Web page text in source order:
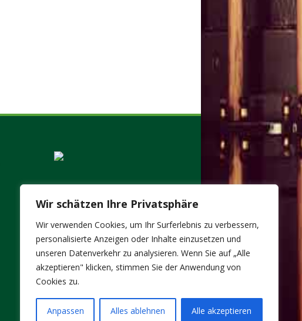
Wir schätzen Ihre Privatsphäre
Wir verwenden Cookies, um Ihr Surferlebnis zu verbessern,
personalisierte Anzeigen oder Inhalte einzusetzen und
unseren Datenverkehr zu analysieren. Wenn Sie auf „Alle
akzeptieren" klicken, stimmen Sie der Anwendung von
Cookies zu.
Anpassen Alles ablehnen Alle akzeptieren